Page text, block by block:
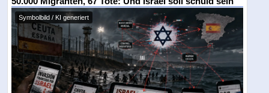
Symbolbild / KI generiert